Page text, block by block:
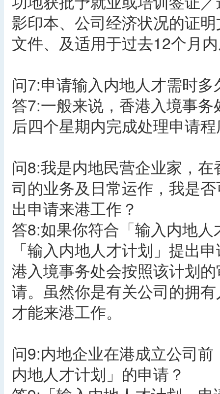
影印本、公司经济状况的证
文件、及适用于过去12个月
问7:申请输入内地人才需时多
答7:一般来说，香港入境事
后四个星期内完成处理申请
问8:我是内地民营企业家，
司的业务及日常运作，我是
出申请来港工作？
答8:如果你符合「输入内地
「输入内地人才计划」提出
港入境事务处会按照该计划
请。虽然你是有关公司的拥
才能来港工作。
问9:内地企业在港成立公司
内地人才计划」的申请？